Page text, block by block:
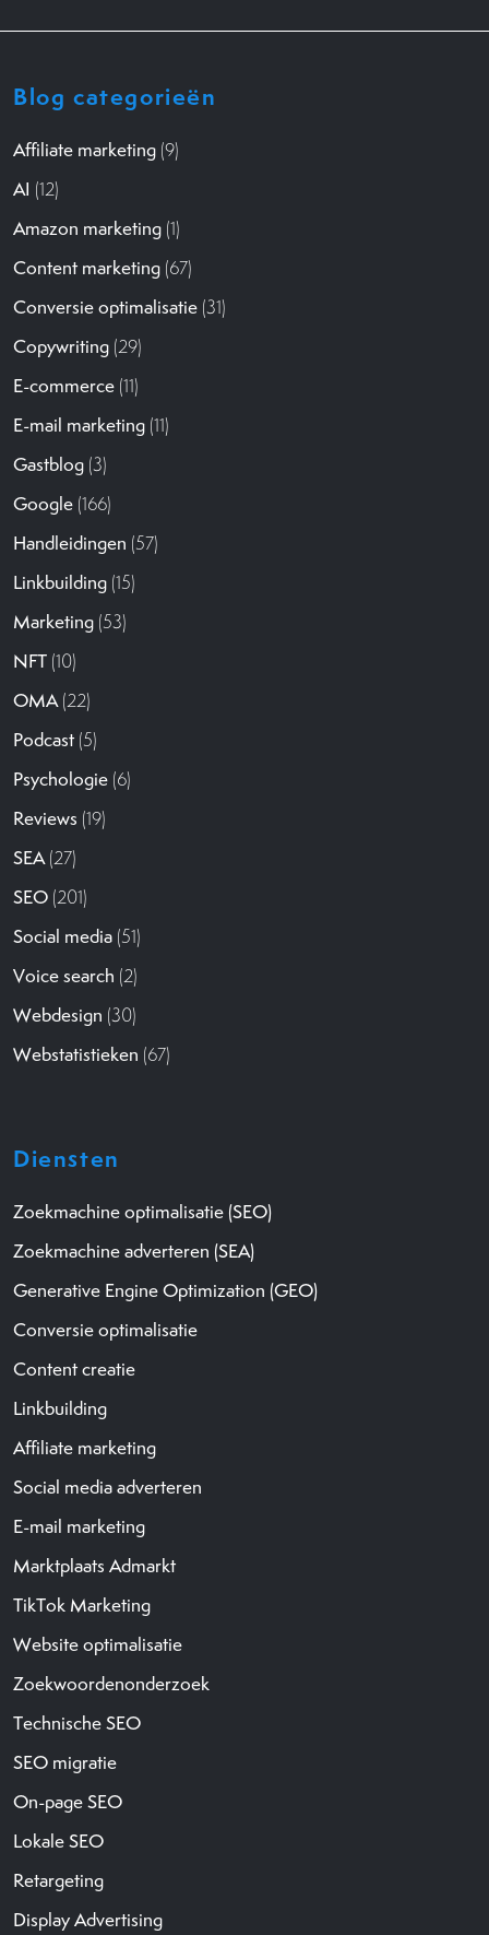
Blog categorieën
Affiliate marketing (9)
AI (12)
Amazon marketing (1)
Content marketing (67)
Conversie optimalisatie (31)
Copywriting (29)
E-commerce (11)
E-mail marketing (11)
Gastblog (3)
Google (166)
Handleidingen (57)
Linkbuilding (15)
Marketing (53)
NFT (10)
OMA(22)
Podcast (5)
Psychologie (6)
Reviews (19)
SEA(27)
SEO (201)
Social media (51)
Voice search (2)
Webdesign (30)
Webstatistieken (67)
Diensten
Zoekmachine optimalisatie (SEO)
Zoekmachine adverteren (SEA)
Generative Engine Optimization (GEO)
Conversie optimalisatie
Content creatie
Linkbuilding
Affiliate marketing
Social media adverteren
E-mail marketing
Marktplaats Admarkt
TikTok Marketing
Website optimalisatie
Zoekwoordenonderzoek
Technische SEO
SEO migratie
On-page SEO
Lokale SEO
Retargeting
Display Advertising